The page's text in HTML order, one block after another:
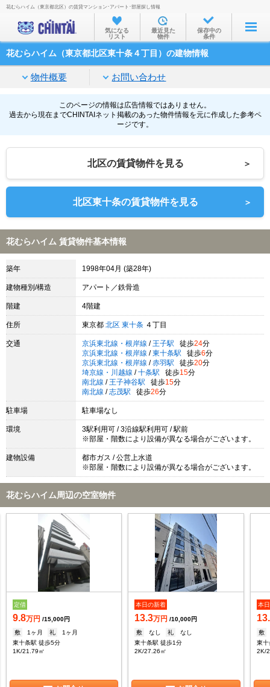
お部屋を探す
沿線・駅から
住所から
家賃相場から
通勤通学時間から
物件特集から
不動産会社から
TOP
花むらハイム（東京都北区）の賃貸マンション･アパート･部屋探し情報
気になる
リスト
最近見た
物件
保存中の
条件
花むらハイム（東京都北区東十条４丁目）の建物情報
物件概要 お問い合わせ
このページの情報は広告情報ではありません。
過去から現在までCHINTAIネット掲載のあった物件情報を元に作成した参考ペ
ージです。
北区の賃貸物件を見る ＞
北区東十条の賃貸物件を見る ＞
花むらハイム 賃貸物件基本情報
築年 1998年04月 (築28年)
建物種別/構造 アパート／鉄骨造
階建 4階建
住所 東京都 北区 東十条 ４丁目
交通 京浜東北線・根岸線 / 王子駅 徒歩24分
京浜東北線・根岸線 / 東十条駅 徒歩6分
京浜東北線・根岸線 / 赤羽駅 徒歩20分
埼京線・川越線 / 十条駅 徒歩15分
南北線 / 王子神谷駅 徒歩15分
南北線 / 志茂駅 徒歩26分
駐車場 駐車場なし
環境
3駅利用可 / 3沿線駅利用可 / 駅前
※部屋・階数により設備が異なる場合がございます。
建物設備
都市ガス / 公営上水道
※部屋・階数により設備が異なる場合がございます。
花むらハイム周辺の空室物件
定借
9.8万円 /15,000円
敷
1ヶ月 礼
1ヶ月
東十条駅 徒歩5分
1K/21.79㎡
本日の新着
13.3万円 /10,000円
敷
なし 礼
なし
東十条駅 徒歩1分
2K/27.26㎡
本
敷
東十
2K/